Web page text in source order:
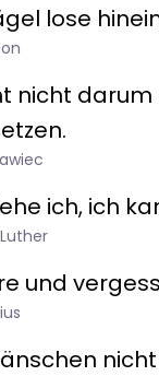
lose
nicht
ich, ich
und